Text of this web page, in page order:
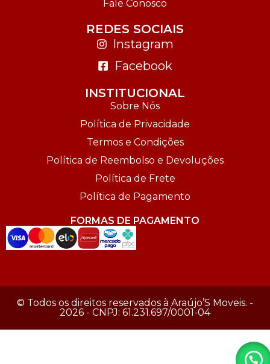
Fale Conosco
REDES SOCIAIS
Instagram
Facebook
INSTITUCIONAL
Sobre Nós
Política de Privacidade
Termos e Condições
Política de Reembolso e Devoluções
Política de Frete
Política de Pagamento
FORMAS DE PAGAMENTO
© Todos os direitos reservados à Araújo’S Moveis. -
2026 - CNPJ: 61.231.697/0001-04